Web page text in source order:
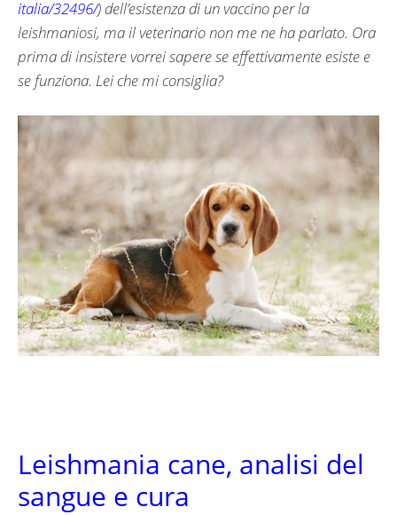
italia/32496/) dell’esistenza di un vaccino per la
leishmaniosi, ma il veterinario non me ne ha parlato. Ora
prima di insistere vorrei sapere se effettivamente esiste e
se funziona. Lei che mi consiglia?
Leishmania cane, analisi del
sangue e cura